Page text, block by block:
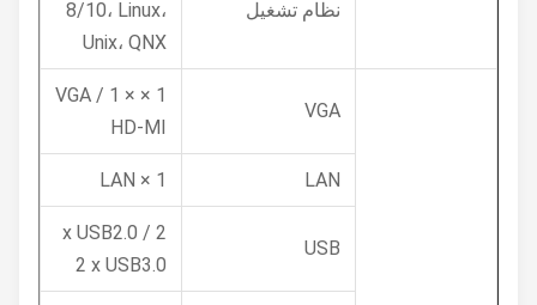
نظام تشغيل
8/10، Linux،
Unix، QNX
1 × VGA / 1 ×
HD-MI
2 x USB2.0 /
2 x USB3.0